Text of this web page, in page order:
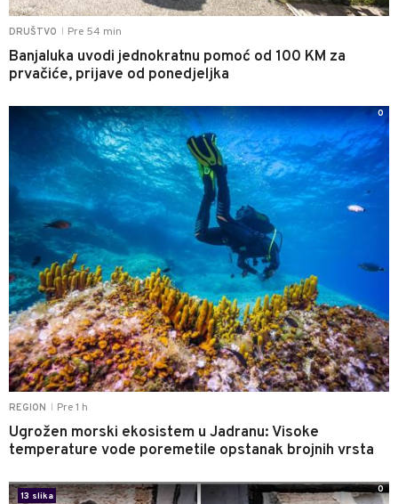
DRUŠTVO Pre 54 min
Banjaluka uvodi jednokratnu pomoć od 100 KM za
prvačiće, prijave od ponedjeljka
REGION Pre 1 h
Ugrožen morski ekosistem u Jadranu: Visoke
temperature vode poremetile opstanak brojnih vrsta
0
13 slika
0